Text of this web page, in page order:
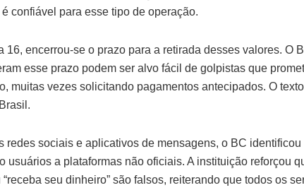
confiável para esse tipo de operação.
16, encerrou-se o prazo para a retirada desses valores. O
esse prazo podem ser alvo fácil de golpistas que
muitas vezes solicitando pagamentos antecipados. O
redes sociais e aplicativos de mensagens, o BC
usuários a plataformas não oficiais. A instituição reforçou
“receba seu dinheiro” são falsos, reiterando que todos os